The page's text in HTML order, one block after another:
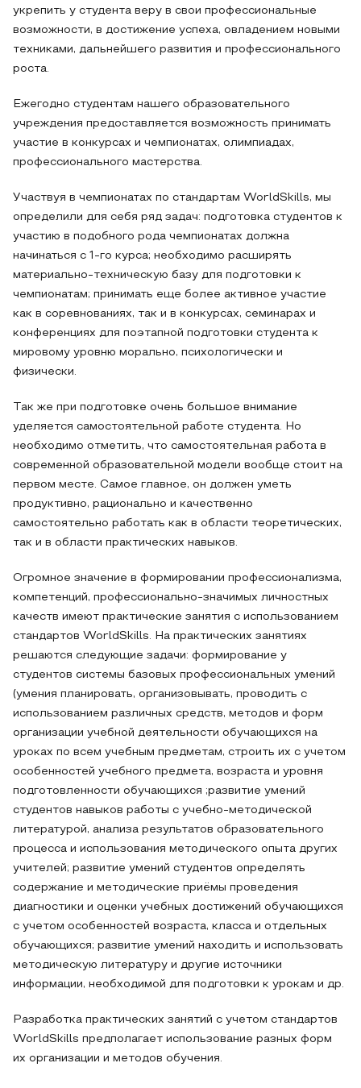
укрепить у студента веру в свои профессиональные
возможности, в достижение успеха, овладением новыми
техниками, дальнейшего развития и профессионального
роста.
Ежегодно студентам нашего образовательного
учреждения предоставляется возможность принимать
участие в конкурсах и чемпионатах, олимпиадах,
профессионального мастерства.
Участвуя в чемпионатах по стандартам WorldSkills, мы
определили для себя ряд задач: подготовка студентов к
участию в подобного рода чемпионатах должна
начинаться с 1-го курса; необходимо расширять
материально-техническую базу для подготовки к
чемпионатам; принимать еще более активное участие
как в соревнованиях, так и в конкурсах, семинарах и
конференциях для поэтапной подготовки студента к
мировому уровню морально, психологически и
физически.
Так же при подготовке очень большое внимание
уделяется самостоятельной работе студента. Но
необходимо отметить, что самостоятельная работа в
современной образовательной модели вообще стоит на
первом месте. Самое главное, он должен уметь
продуктивно, рационально и качественно
самостоятельно работать как в области теоретических,
так и в области практических навыков.
Огромное значение в формировании профессионализма,
компетенций, профессионально-значимых личностных
качеств имеют практические занятия с использованием
стандартов WorldSkills. На практических занятиях
решаются следующие задачи: формирование у
студентов системы базовых профессиональных умений
(умения планировать, организовывать, проводить с
использованием различных средств, методов и форм
организации учебной деятельности обучающихся на
уроках по всем учебным предметам, строить их с учетом
особенностей учебного предмета, возраста и уровня
подготовленности обучающихся ;развитие умений
студентов навыков работы с учебно-методической
литературой, анализа результатов образовательного
процесса и использования методического опыта других
учителей; развитие умений студентов определять
содержание и методические приёмы проведения
диагностики и оценки учебных достижений обучающихся
с учетом особенностей возраста, класса и отдельных
обучающихся; развитие умений находить и использовать
методическую литературу и другие источники
информации, необходимой для подготовки к урокам и др.
Разработка практических занятий с учетом стандартов
WorldSkills предполагает использование разных форм
их организации и методов обучения.